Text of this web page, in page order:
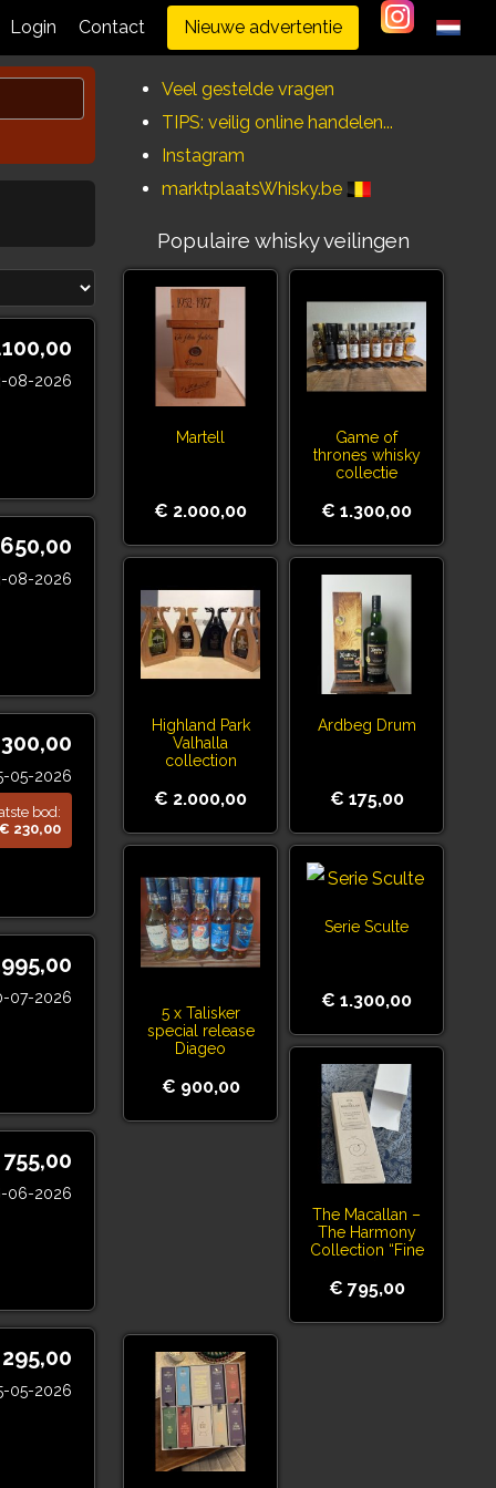
Login Contact Nieuwe advertentie
08-2026
08-2026
05-2026
bod:
€ 230,00
07-2026
06-2026
05-2026
Veel gestelde vragen
TIPS: veilig online handelen...
Instagram
marktplaatsWhisky.be
Populaire whisky veilingen
Martell
€ 2.000,00
Game of
thrones whisky
collectie
€ 1.300,00
Highland Park
Valhalla
collection
€ 2.000,00
Ardbeg Drum
€ 175,00
5 x Talisker
special release
Diageo
€ 900,00
Serie Sculte
€ 1.300,00
The Macallan –
The Harmony
Collection “Fine
Exclusive)
€ 795,00